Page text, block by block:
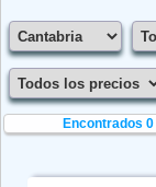
Encontrados 0